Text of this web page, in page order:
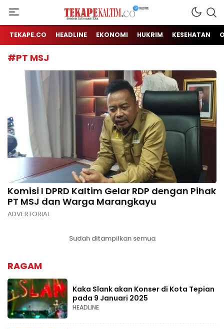
TEKAPE KALTIM
Jendela Informasi Kita
TEKAPE.CO HEADLINE EKONOMI HUKRIM KESEHATAN
#PT MSJ
Komisi I DPRD Kaltim Gelar RDP dengan Pihak
PT MSJ dan Warga Marangkayu
ADVERTORIAL
Sudah ditampilkan semua
RAGAM
Kaka Slank akan Konser di Kota Tepian
pada 9 Januari 2025
HEADLINE